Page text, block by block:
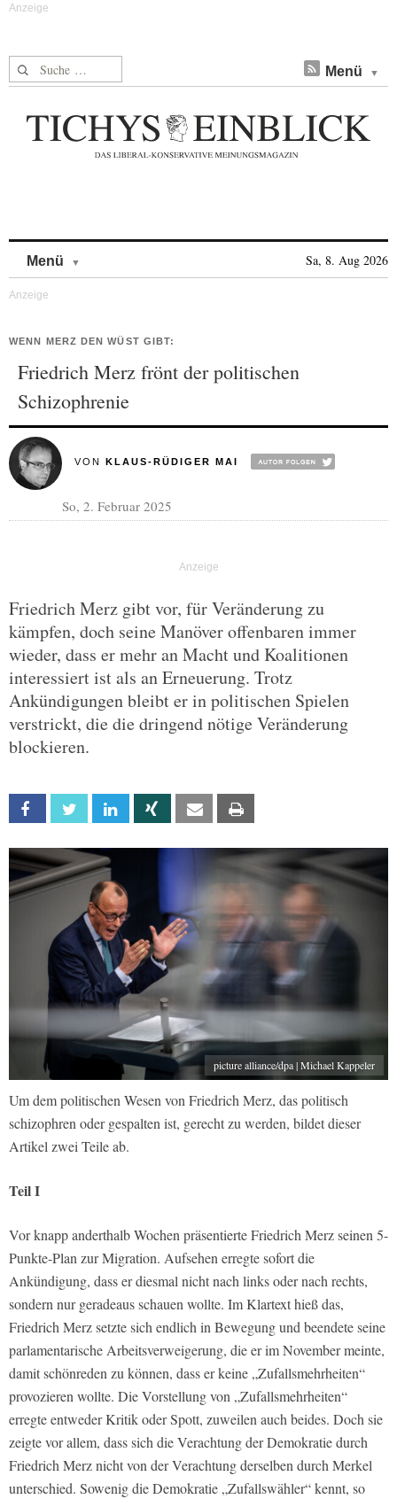
Suche nach: Menü
Menü Sa, 8. Aug 2026
WENN MERZ DEN WÜST GIBT:
Friedrich Merz frönt der politischen
Schizophrenie
VON KLAUS-RÜDIGER MAI
So, 2. Februar 2025
Friedrich Merz gibt vor, für Veränderung zu
kämpfen, doch seine Manöver offenbaren immer
wieder, dass er mehr an Macht und Koalitionen
interessiert ist als an Erneuerung. Trotz
Ankündigungen bleibt er in politischen Spielen
verstrickt, die die dringend nötige Veränderung
blockieren.
Facebook Twitter Linkedin Xing Email
picture alliance/dpa | Michael Kappeler
Um dem politischen Wesen von Friedrich Merz, das politisch
schizophren oder gespalten ist, gerecht zu werden, bildet dieser
Artikel zwei Teile ab.
Teil I
Vor knapp anderthalb Wochen präsentierte Friedrich Merz seinen 5-
Punkte-Plan zur Migration. Aufsehen erregte sofort die
Ankündigung, dass er diesmal nicht nach links oder nach rechts,
sondern nur geradeaus schauen wollte. Im Klartext hieß das,
Friedrich Merz setzte sich endlich in Bewegung und beendete seine
parlamentarische Arbeitsverweigerung, die er im November meinte,
damit schönreden zu können, dass er keine „Zufallsmehrheiten“
provozieren wollte. Die Vorstellung von „Zufallsmehrheiten“
erregte entweder Kritik oder Spott, zuweilen auch beides. Doch sie
zeigte vor allem, dass sich die Verachtung der Demokratie durch
Friedrich Merz nicht von der Verachtung derselben durch Merkel
unterschied. Sowenig die Demokratie „Zufallswähler“ kennt, so